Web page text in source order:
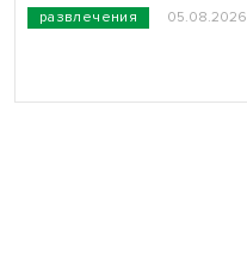
развлечения 05.08.2026